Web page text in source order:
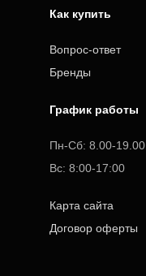
Как купить
Вопрос-ответ
Бренды
График работы
Пн-Сб: 8.00-19.00
Вс: 8:00-17:00
Карта сайта
Договор оферты